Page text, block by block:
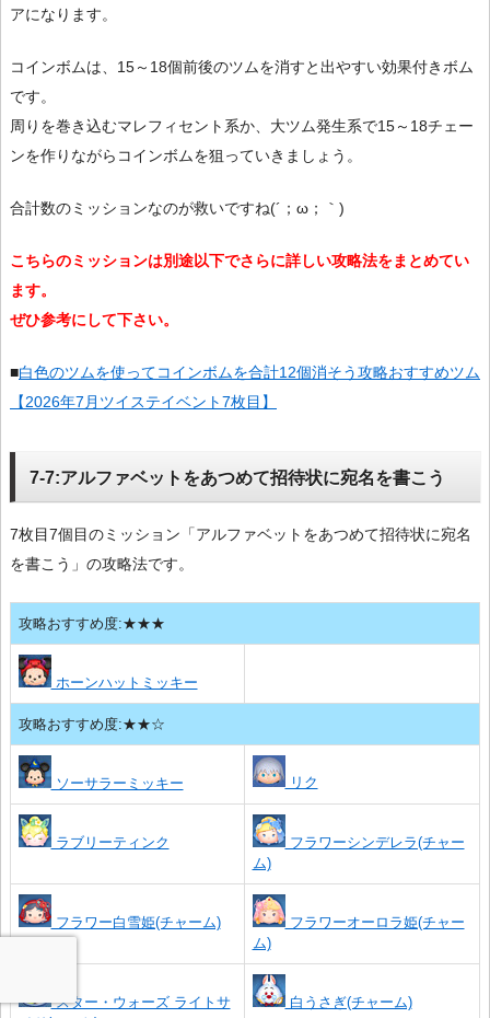
アになります。
コインボムは、15～18個前後のツムを消すと出やすい効果付きボム
です。
周りを巻き込むマレフィセント系か、大ツム発生系で15～18チェー
ンを作りながらコインボムを狙っていきましょう。
合計数のミッションなのが救いですね(´；ω；｀)
こちらのミッションは別途以下でさらに詳しい攻略法をまとめてい
ます。
ぜひ参考にして下さい。
■白色のツムを使ってコインボムを合計12個消そう攻略おすすめツム
【2026年7月ツイステイベント7枚目】
7-7:アルファベットをあつめて招待状に宛名を書こう
7枚目7個目のミッション「アルファベットをあつめて招待状に宛名
を書こう」の攻略法です。
攻略おすすめ度:★★★
ホーンハットミッキー
攻略おすすめ度:★★☆
ソーサラーミッキー リク
ラブリーティンク
フラワーシンデレラ(チャー
ム)
フラワー白雪姫(チャーム)
フラワーオーロラ姫(チャー
ム)
スター・ウォーズ ライトサ
白うさぎ(チャーム)